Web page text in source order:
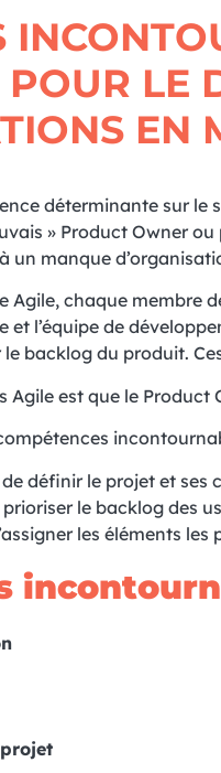
LE
EN
déterminante sur le
» Product Owner
manque
chaque membre
et l’équipe de
backlog du produit.
Agile est que le
définir le projet et ses
le backlog des
les éléments